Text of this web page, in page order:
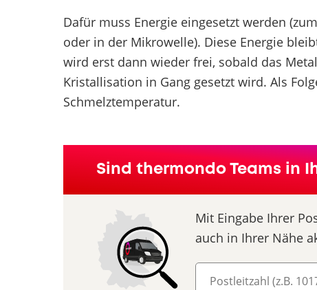
Dafür muss Energie eingesetzt werden
oder in der Mikrowelle). Diese Energie
wird erst dann wieder frei, sobald das
Kristallisation in Gang gesetzt wird. Als
Schmelztemperatur.
Sind thermondo Teams in
Mit Eingabe Ihrer
auch in Ihrer Nähe